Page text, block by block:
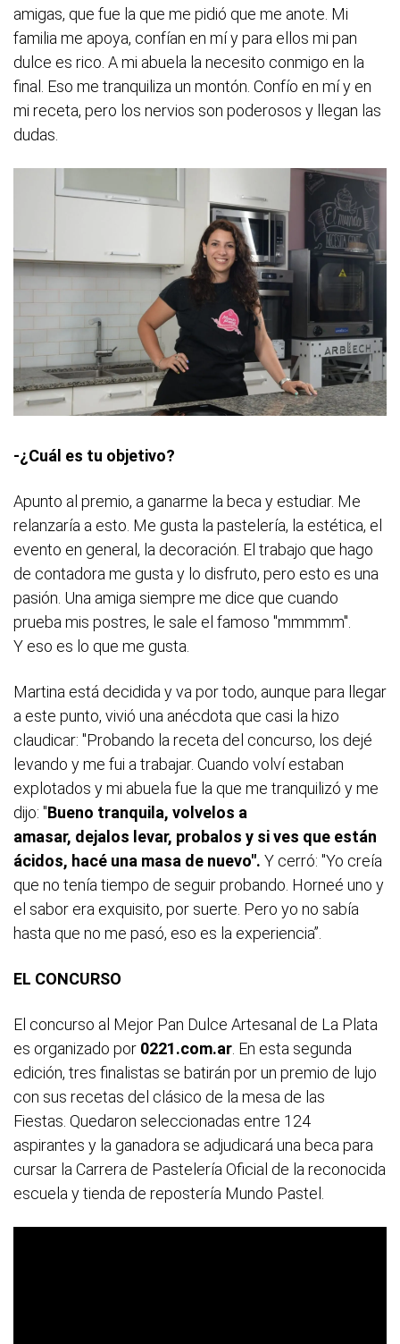
amigas, que fue la que me pidió que me anote. Mi
familia me apoya, confían en mí y para ellos mi pan
dulce es rico. A mi abuela la necesito conmigo en la
final. Eso me tranquiliza un montón. Confío en mí y en
mi receta, pero los nervios son poderosos y llegan las
dudas.
-¿Cuál es tu objetivo?
Apunto al premio, a ganarme la beca y estudiar. Me
relanzaría a esto. Me gusta la pastelería, la estética, el
evento en general, la decoración. El trabajo que hago
de contadora me gusta y lo disfruto, pero esto es una
pasión. Una amiga siempre me dice que cuando
prueba mis postres, le sale el famoso "mmmmm".
Y eso es lo que me gusta.
Martina está decidida y va por todo, aunque para llegar
a este punto, vivió una anécdota que casi la hizo
claudicar: "Probando la receta del concurso, los dejé
levando y me fui a trabajar. Cuando volví estaban
explotados y mi abuela fue la que me tranquilizó y me
dijo: "Bueno tranquila, volvelos a
amasar, dejalos levar, probalos y si ves que están
ácidos, hacé una masa de nuevo". Y cerró: "Yo creía
que no tenía tiempo de seguir probando. Horneé uno y
el sabor era exquisito, por suerte. Pero yo no sabía
hasta que no me pasó, eso es la experiencia”.
EL CONCURSO
El concurso al Mejor Pan Dulce Artesanal de La Plata
es organizado por 0221.com.ar . En esta segunda
edición, tres finalistas se batirán por un premio de lujo
con sus recetas del clásico de la mesa de las
Fiestas. Quedaron seleccionadas entre 124
aspirantes y la ganadora se adjudicará una beca para
cursar la Carrera de Pastelería Oficial de la reconocida
escuela y tienda de repostería Mundo Pastel.